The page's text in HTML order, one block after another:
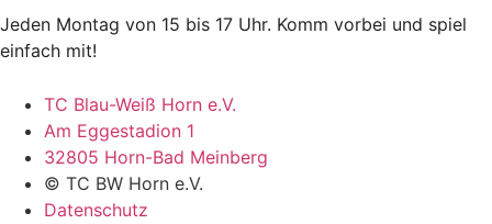
Jeden Montag von 15 bis 17 Uhr. Komm vorbei und spiel
einfach mit!
TC Blau-Weiß Horn e.V.
Am Eggestadion 1
32805 Horn-Bad Meinberg
© TC BW Horn e.V.
Datenschutz